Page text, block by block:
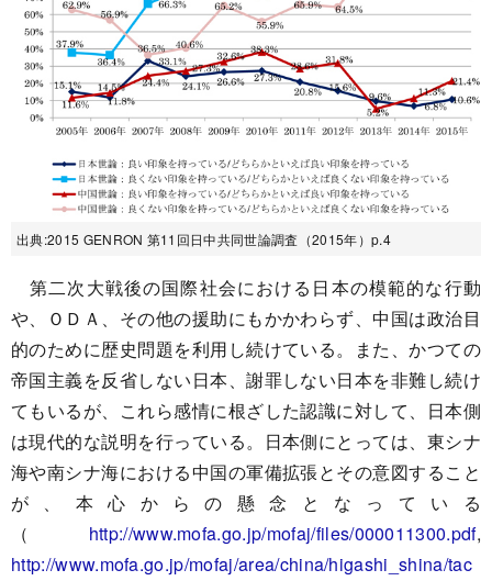
出典:2015 GENRON 第11回日中共同世論調査（2015年）p.4
第二次大戦後の国際社会における日本の模範的な行動
や、ＯＤＡ、その他の援助にもかかわらず、中国は政治目
的のために歴史問題を利用し続けている。また、かつての
帝国主義を反省しない日本、謝罪しない日本を非難し続け
てもいるが、これら感情に根ざした認識に対して、日本側
は現代的な説明を行っている。日本側にとっては、東シナ
海や南シナ海における中国の軍備拡張とその意図すること
が、本心からの懸念となっている
（ http://www.mofa.go.jp/mofaj/files/000011300.pdf,
http://www.mofa.go.jp/mofaj/area/china/higashi_shina/tac